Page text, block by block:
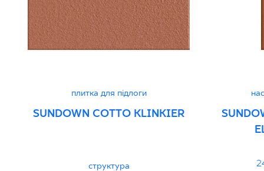
PDF 103 KB
Декларації про продуктивність
плитка для підлоги
SUNDOWN COTTO KLINKIER
структура